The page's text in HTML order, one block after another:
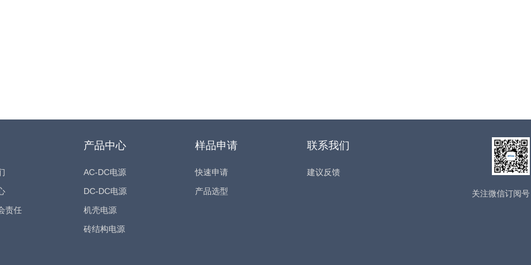
责任
产品中心
AC-DC电源
DC-DC电源
机壳电源
砖结构电源
样品申请
快速申请
产品选型
联系我们
建议反馈
关注微信订阅号